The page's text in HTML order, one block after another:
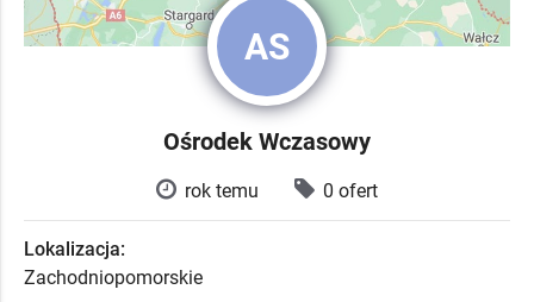
AS
Ośrodek Wczasowy
rok temu 0 ofert
Lokalizacja:
Zachodniopomorskie